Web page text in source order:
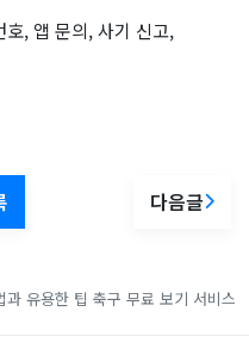
, 앱 문의, 사기 신고,
다음글
과 유용한 팁 축구 무료 보기 서비스